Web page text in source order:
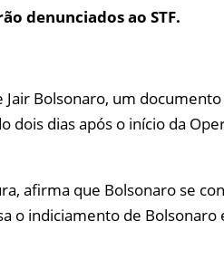
denunciados ao STF.
Bolsonaro, um
dias após o início da
afirma que Bolsonaro se
o indiciamento de